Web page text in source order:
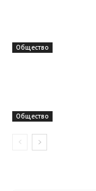
Общество
Общество